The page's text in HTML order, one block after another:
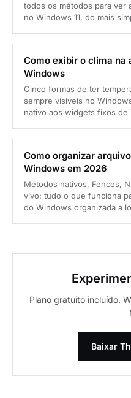
todos os métodos para ver
no Windows 11, do mais
Como exibir o clima na
Windows
Cinco formas de ter
sempre visíveis no
nativo aos widgets fixos de
Como organizar
Windows em 2026
Métodos nativos, Fences,
vivo: tudo o que funciona
do Windows organizada a
Plano gratuito incluído.
Baixar